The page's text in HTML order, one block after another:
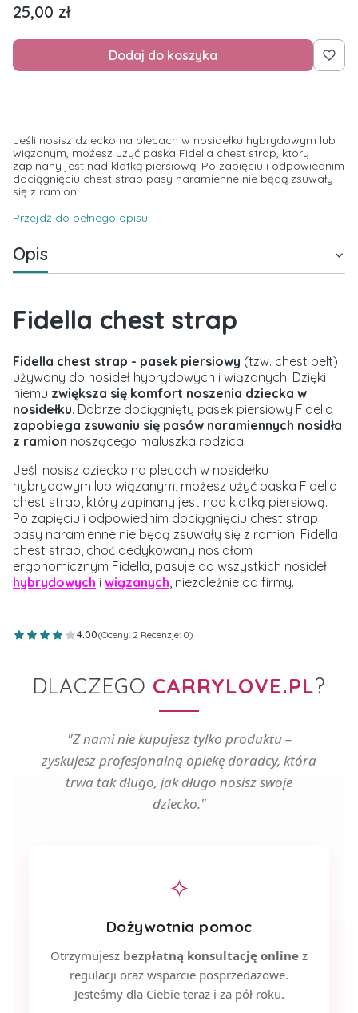
Cena
25,00 zł
Dodaj do koszyka
Jeśli nosisz dziecko na plecach w nosidełku hybrydowym lub
wiązanym, możesz użyć paska Fidella chest strap, który
zapinany jest nad klatką piersiową. Po zapięciu i odpowiednim
dociągnięciu chest strap pasy naramienne nie będą zsuwały
się z ramion.
Przejdź do pełnego opisu
Opis
Fidella chest strap
Fidella chest strap - pasek piersiowy (tzw. chest belt)
używany do nosideł hybrydowych i wiązanych. Dzięki
niemu zwiększa się komfort noszenia dziecka w
nosidełku. Dobrze dociągnięty pasek piersiowy Fidella
zapobiega zsuwaniu się pasów naramiennych nosidła
z ramion noszącego maluszka rodzica.
Jeśli nosisz dziecko na plecach w nosidełku
hybrydowym lub wiązanym, możesz użyć paska Fidella
chest strap, który zapinany jest nad klatką piersiową.
Po zapięciu i odpowiednim dociągnięciu chest strap
pasy naramienne nie będą zsuwały się z ramion. Fidella
chest strap, choć dedykowany nosidłom
ergonomicznym Fidella, pasuje do wszystkich nosideł
hybrydowych i wiązanych , niezależnie od firmy.
4.00(Oceny: 2 Recenzje: 0)
DLACZEGO CARRYLOVE.PL?
"Z nami nie kupujesz tylko produktu –
zyskujesz profesjonalną opiekę doradcy, która
trwa tak długo, jak długo nosisz swoje
dziecko."
✧
Dożywotnia pomoc
Otrzymujesz bezpłatną konsultację online z
regulacji oraz wsparcie posprzedażowe.
Jesteśmy dla Ciebie teraz i za pół roku.